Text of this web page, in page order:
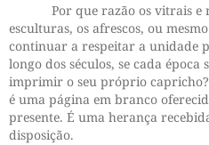
Por que razão os vitrais e
esculturas, os afrescos, ou
continuar a respeitar a unidade
longo dos séculos, se cada
imprimir o seu próprio
é uma página em branco
presente. É uma herança
disposição.